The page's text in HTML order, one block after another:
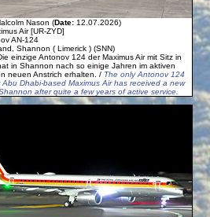
Nason (Date: 12.07.2026)
Air [UR-ZYD]
AN-124
Shannon ( Limerick ) (SNN)
einzige Antonov 124 der Maximus Air mit Sitz in
in Shannon nach so einige Jahren im aktiven
neuen Anstrich erhalten. / The only Antonov 124
Dhabi-based Maximus Air has received a new
after quite a few years of active service.